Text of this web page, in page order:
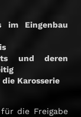
im Eingenbau
und deren
Karosserie
für die Freigabe